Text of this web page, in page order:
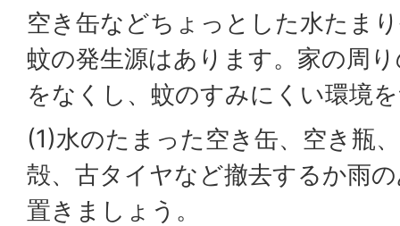
空き缶などちょっとした水たま
蚊の発生源はあります。家の周
をなくし、蚊のすみにくい環境
(1)水のたまった空き缶、空き瓶
殻、古タイヤなど撤去するか雨
置きましょう。